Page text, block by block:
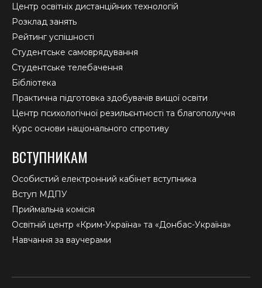
Центр освітніх дистанційних технологій
Розклад занять
Рейтинг успішності
Студентське самоврядування
Студентське телебачення
Бібліотека
Практична підготовка здобувачів вищої освіти
Центр психологічної резильєнтності та благополуччя
Курс основи національного спротиву
ВСТУПНИКАМ
Особистий електронний кабінет вступника
Вступ МДПУ
Приймальна комісія
Освітній центр «Крим-Україна» та «Донбас-Україна»
Навчання за ваучерами